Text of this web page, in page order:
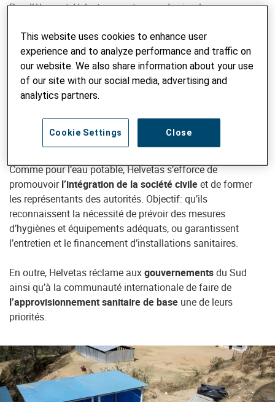
Parallèlement, Helvetas montre que de simples mesures
exemple. Lorsque les gens lavent régulièrement leurs
mains, le nombre d’infections diminue de moitié! Helvetas
identifie les facteurs qui induisent unchangement de
comportementen termes d’hygiène, de lavage des mains
et d’utilisation des WC, notamment les normes sociales, et
latine où elle encadre des projets.
Comme pour l’eau potable, Helvetas s’efforce de
promouvoirl’intégration de la société civileet de former
les représentants des autorités. Objectif: qu’ils
reconnaissent la nécessité de prévoir des mesures
d’hygiènes et équipements adéquats, ou garantissent
l’entretien et le financement d’installations sanitaires.
En outre, Helvetas réclame auxgouvernementsdu Sud
ainsi qu’à la communauté internationale de faire de
l’approvisionnement sanitaire de base une de leurs
priorités.
This website uses cookies to enhance user
experience and to analyze performance and traffic on
our website. We also share information about your use
of our site with our social media, advertising and
analytics partners.
Close
Cookie Settings